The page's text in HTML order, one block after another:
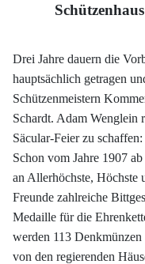
Drei Jahre dauern die
hauptsächlich getragen
Schützenmeistern
Schardt. Adam Wenglein
Säcular-Feier zu
Schon vom Jahre 1907
an Allerhöchste, Höchste
Freunde zahlreiche
Medaille für die
werden 113
von den regierenden